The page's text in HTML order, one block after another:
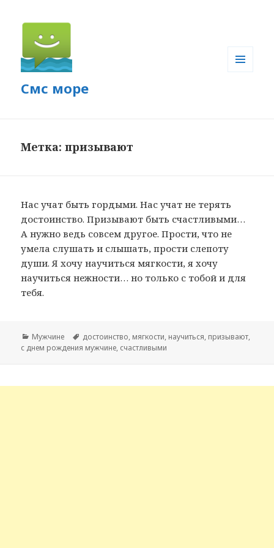
Смс море
Метка: призывают
Нас учат быть гордыми. Нас учат не терять
достоинство. Призывают быть счастливыми…
А нужно ведь совсем другое. Прости, что не
умела слушать и слышать, прости слепоту
души. Я хочу научиться мягкости, я хочу
научиться нежности… но только с тобой и для
тебя.
Рубрики
Мужчине Метки
достоинство, мягкости, научиться, призывают,
с днем рождения мужчине, счастливыми